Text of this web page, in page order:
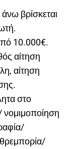
βρίσκεται
10.000€.
αίτηση
αίτηση
στο